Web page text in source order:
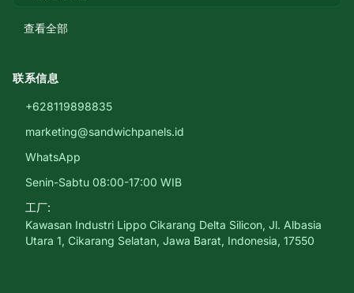
查看全部
联系信息
+628119898835
marketing@sandwichpanels.id
WhatsApp
Senin-Sabtu 08:00-17:00 WIB
工厂:
Kawasan Industri Lippo Cikarang Delta Silicon, Jl. Albasia
Utara 1, Cikarang Selatan, Jawa Barat, Indonesia, 17550